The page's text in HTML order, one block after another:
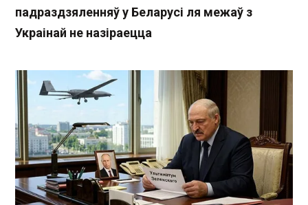
падраздзяленняў у Беларусі ля межаў з
Украінай не назіраецца